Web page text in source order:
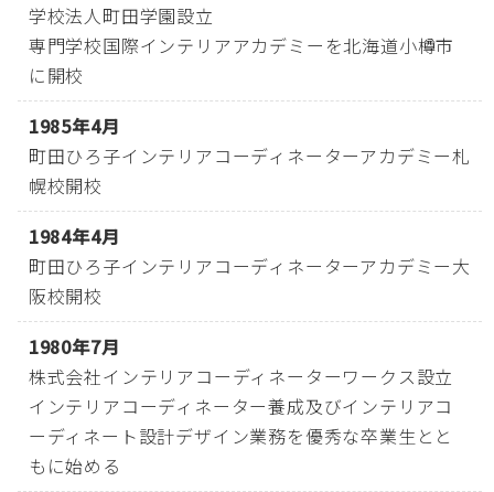
学校法人町田学園設立
専門学校国際インテリアアカデミーを北海道小樽市
に開校
1985年4月
町田ひろ子インテリアコーディネーターアカデミー札
幌校開校
1984年4月
町田ひろ子インテリアコーディネーターアカデミー大
阪校開校
1980年7月
株式会社インテリアコーディネーターワークス設立
インテリアコーディネーター養成及びインテリアコ
ーディネート設計デザイン業務を優秀な卒業生とと
もに始める